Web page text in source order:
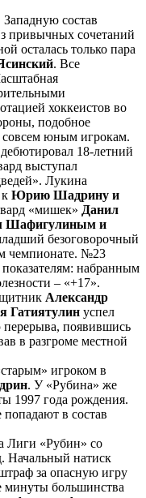
состав
привычных сочетаний
осталась только пара
. Все
хоккеистов во
подобное
юным игрокам.
18-летний
выступал
Лукина
Юрию Шадрину и
«мишек» Данил
Шафигулиным и
безоговорочный
чемпионате. №23
набранным
– «+17».
Александр
Гатиятулин успел
перерыва, появившись
в разгроме местной
игроком в
. У «Рубина» же
1997 года рождения.
в состав
Лиги «Рубин» со
Начальный натиск
за опасную игру
минуты большинства